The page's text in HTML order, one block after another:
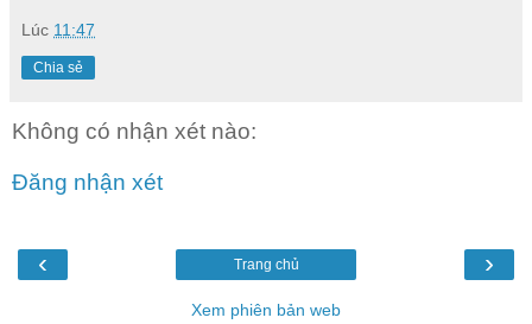
Lúc 11:47
Chia sẻ
Không có nhận xét nào:
Đăng nhận xét
‹ ›
Trang chủ
Xem phiên bản web